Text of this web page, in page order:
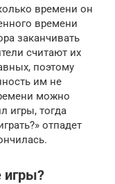
времени он
времени
заканчивать
считают их
поэтому
им не
можно
игры, тогда
отпадет
игры?